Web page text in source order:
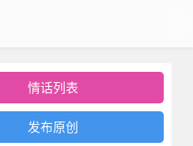
情话列表
发布原创